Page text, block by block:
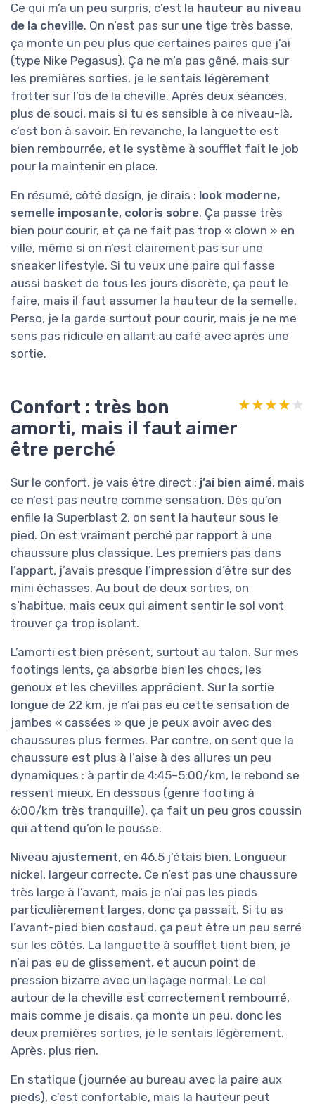
Ce qui m’a un peu surpris, c’est la hauteur au niveau
de la cheville. On n’est pas sur une tige très basse,
ça monte un peu plus que certaines paires que j’ai
(type Nike Pegasus). Ça ne m’a pas gêné, mais sur
les premières sorties, je le sentais légèrement
frotter sur l’os de la cheville. Après deux séances,
plus de souci, mais si tu es sensible à ce niveau-là,
c’est bon à savoir. En revanche, la languette est
bien rembourrée, et le système à soufflet fait le job
pour la maintenir en place.
En résumé, côté design, je dirais : look moderne,
semelle imposante, coloris sobre. Ça passe très
bien pour courir, et ça ne fait pas trop « clown » en
ville, même si on n’est clairement pas sur une
sneaker lifestyle. Si tu veux une paire qui fasse
aussi basket de tous les jours discrète, ça peut le
faire, mais il faut assumer la hauteur de la semelle.
Perso, je la garde surtout pour courir, mais je ne me
sens pas ridicule en allant au café avec après une
sortie.
Confort : très bon
amorti, mais il faut aimer
être perché
★★★★★
★★★★★
Sur le confort, je vais être direct : j’ai bien aimé, mais
ce n’est pas neutre comme sensation. Dès qu’on
enfile la Superblast 2, on sent la hauteur sous le
pied. On est vraiment perché par rapport à une
chaussure plus classique. Les premiers pas dans
l’appart, j’avais presque l’impression d’être sur des
mini échasses. Au bout de deux sorties, on
s’habitue, mais ceux qui aiment sentir le sol vont
trouver ça trop isolant.
L’amorti est bien présent, surtout au talon. Sur mes
footings lents, ça absorbe bien les chocs, les
genoux et les chevilles apprécient. Sur la sortie
longue de 22 km, je n’ai pas eu cette sensation de
jambes « cassées » que je peux avoir avec des
chaussures plus fermes. Par contre, on sent que la
chaussure est plus à l’aise à des allures un peu
dynamiques : à partir de 4:45–5:00/km, le rebond se
ressent mieux. En dessous (genre footing à
6:00/km très tranquille), ça fait un peu gros coussin
qui attend qu’on le pousse.
Niveau ajustement, en 46.5 j’étais bien. Longueur
nickel, largeur correcte. Ce n’est pas une chaussure
très large à l’avant, mais je n’ai pas les pieds
particulièrement larges, donc ça passait. Si tu as
l’avant-pied bien costaud, ça peut être un peu serré
sur les côtés. La languette à soufflet tient bien, je
n’ai pas eu de glissement, et aucun point de
pression bizarre avec un laçage normal. Le col
autour de la cheville est correctement rembourré,
mais comme je disais, ça monte un peu, donc les
deux premières sorties, je le sentais légèrement.
Après, plus rien.
En statique (journée au bureau avec la paire aux
pieds), c’est confortable, mais la hauteur peut